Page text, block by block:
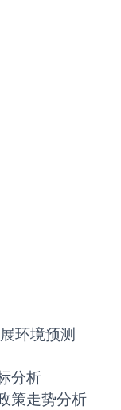
环境预测
分析
策走势分析